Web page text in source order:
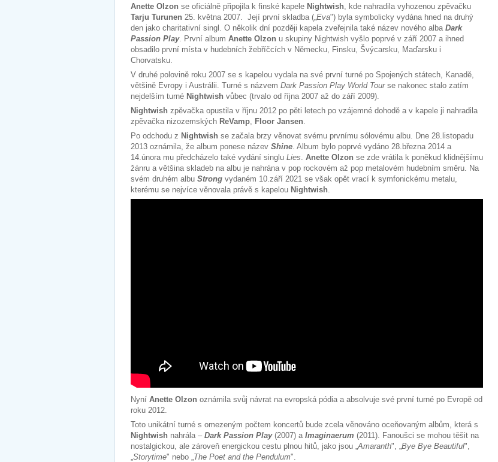
Anette Olzon se oficiálně připojila k finské kapele Nightwish, kde nahradila vyhozenou zpěvačku
Tarju Turunen 25. května 2007. Její první skladba („Eva") byla symbolicky vydána hned na druhý
den jako charitativní singl. O několik dní později kapela zveřejnila také název nového alba Dark
Passion Play. První album Anette Olzon u skupiny Nightwish vyšlo poprvé v září 2007 a ihned
obsadilo první místa v hudebních žebříčcích v Německu, Finsku, Švýcarsku, Maďarsku i
Chorvatsku.
V druhé polovině roku 2007 se s kapelou vydala na své první turné po Spojených státech, Kanadě,
většině Evropy i Austrálii. Turné s názvem Dark Passion Play World Tourse nakonec stalo zatím
nejdelším turné Nightwish vůbec (trvalo od října 2007 až do září 2009).
Nightwish zpěvačka opustila v říjnu 2012 po pěti letech po vzájemné dohodě a v kapele ji nahradila
zpěvačka nizozemských ReVamp, Floor Jansen.
Po odchodu z Nightwish se začala brzy věnovat svému prvnímu sólovému albu. Dne 28.listopadu
2013 oznámila, že album ponese název Shine. Album bylo poprvé vydáno 28.března 2014 a
14.února mu předcházelo také vydání singlu Lies. Anette Olzon se zde vrátila k poněkud klidnějšímu
žánru a většina skladeb na albu je nahrána v pop rockovém až pop metalovém hudebním směru. Na
svém druhém albu Strong vydaném 10.září 2021 se však opět vrací k symfonickému metalu,
kterému se nejvíce věnovala právě s kapelou Nightwish.
Nyní Anette Olzon oznámila svůj návrat na evropská pódia a absolvuje své první turné po Evropě od
roku 2012.
Toto unikátní turné s omezeným počtem koncertů bude zcela věnováno oceňovaným albům, která s
Nightwish nahrála – Dark Passion Play(2007) a Imaginaerum (2011). Fanoušci se mohou těšit na
nostalgickou, ale zároveň energickou cestu plnou hitů, jako jsou „Amaranth", „Bye Bye Beautiful",
„Storytime" nebo „The Poet and the Pendulum".